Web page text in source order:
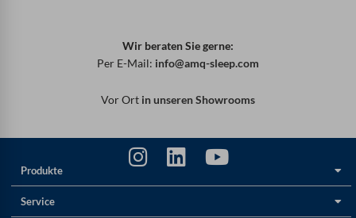
Wir beraten Sie gerne:
Per E-Mail: info@amq-sleep.com
Vor Ort in unseren Showrooms
Produkte
Service